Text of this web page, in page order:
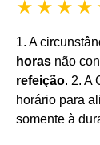
1. A
horas não
refeição. 2. A
horário para
somente à